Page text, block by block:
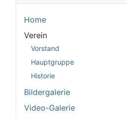
Home
Verein
Vorstand
Hauptgruppe
Historie
Bildergalerie
Video-Galerie